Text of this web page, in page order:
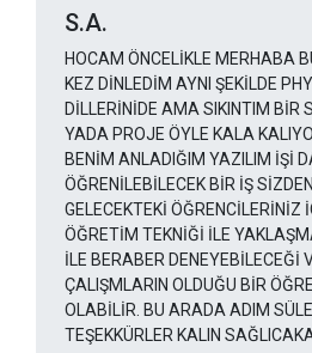
S.A.
HOCAM ÖNCELİKLE MERHABA
KEZ DİNLEDİM AYNI ŞEKİLDE
DİLLERİNİDE AMA SIKINTIM BİR
YADA PROJE ÖYLE KALA
BENİM ANLADIĞIM YAZILIM İŞİ
ÖĞRENİLEBİLECEK BİR İŞ
GELECEKTEKİ ÖĞRENCİLERİNİZ
ÖĞRETİM TEKNİĞİ İLE
İLE BERABER DENEYEBİLECEĞİ
ÇALIŞMLARIN OLDUĞU BİR
OLABİLİR. BU ARADA ADIM
TEŞEKKÜRLER KALIN